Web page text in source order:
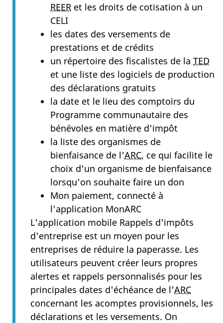
REER et les droits de cotisation à un
CELI
les dates des versements de
prestations et de crédits
un répertoire des fiscalistes de la TED
et une liste des logiciels de production
des déclarations gratuits
la date et le lieu des comptoirs du
Programme communautaire des
bénévoles en matière d'impôt
la liste des organismes de
bienfaisance de l'ARC, ce qui facilite le
choix d'un organisme de bienfaisance
lorsqu'on souhaite faire un don
Mon paiement, connecté à
l'application MonARC
L'application mobile Rappels d'impôts
d'entreprise est un moyen pour les
entreprises de réduire la paperasse. Les
utilisateurs peuvent créer leurs propres
alertes et rappels personnalisés pour les
principales dates d'échéance de l'ARC
concernant les acomptes provisionnels, les
déclarations et les versements. On